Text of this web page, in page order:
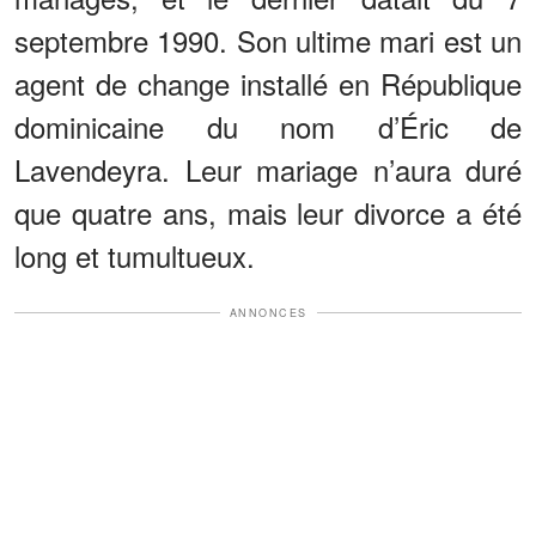
septembre 1990. Son ultime mari est un
agent de change installé en République
dominicaine du nom d’Éric de
Lavendeyra. Leur mariage n’aura duré
que quatre ans, mais leur divorce a été
long et tumultueux.
ANNONCES